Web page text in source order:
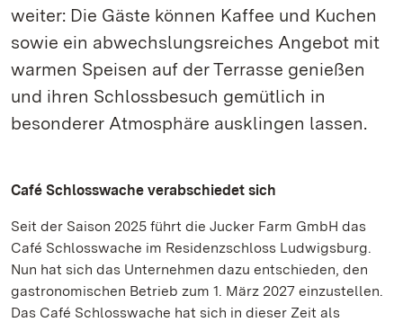
weiter: Die Gäste können Kaffee und Kuchen
sowie ein abwechslungsreiches Angebot mit
warmen Speisen auf der Terrasse genießen
und ihren Schlossbesuch gemütlich in
besonderer Atmosphäre ausklingen lassen.
Café Schlosswache verabschiedet sich
Seit der Saison 2025 führt die Jucker Farm GmbH das
Café Schlosswache im Residenzschloss Ludwigsburg.
Nun hat sich das Unternehmen dazu entschieden, den
gastronomischen Betrieb zum 1. März 2027 einzustellen.
Das Café Schlosswache hat sich in dieser Zeit als